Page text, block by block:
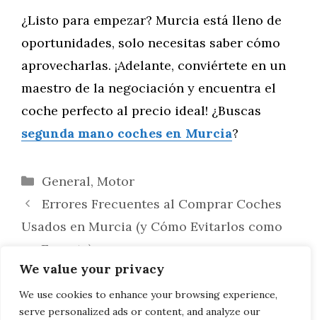
We value your privacy
We use cookies to enhance your browsing experience,
serve personalized ads or content, and analyze our
¿Listo para empezar? Murcia está lleno de
oportunidades, solo necesitas saber cómo
aprovecharlas. ¡Adelante, conviértete en un
maestro de la negociación y encuentra el
coche perfecto al precio ideal! ¿Buscas
segunda mano coches en Murcia?
Categorías
General, Motor
Errores Frecuentes al Comprar Coches
Usados en Murcia (y Cómo Evitarlos como
un Experto)
Guía Esencial: Cómo Detectar y Evitar
Estafas al Comprar Coches Usados en